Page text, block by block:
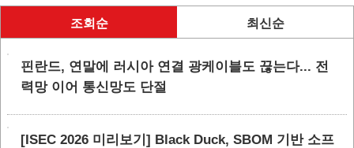
조회순 최신순
핀란드, 연말에 러시아 연결 광케이블도 끊는다... 전
력망 이어 통신망도 단절
[ISEC 2026 미리보기] Black Duck, SBOM 기반 소프